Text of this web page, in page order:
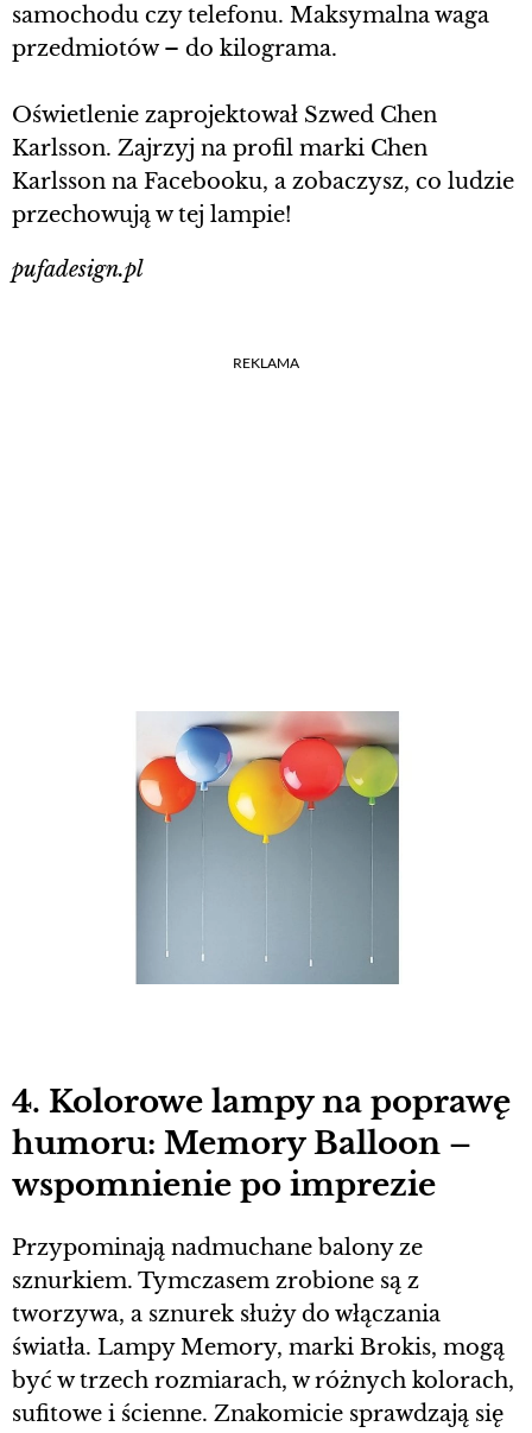
samochodu czy telefonu. Maksymalna waga
przedmiotów – do kilograma.
Oświetlenie zaprojektował Szwed Chen
Karlsson. Zajrzyj na profil marki Chen
Karlsson na Facebooku, a zobaczysz, co ludzie
przechowują w tej lampie!
pufadesign.pl
REKLAMA
4. Kolorowe lampy na poprawę
humoru: Memory Balloon –
wspomnienie po imprezie
Przypominają nadmuchane balony ze
sznurkiem. Tymczasem zrobione są z
tworzywa, a sznurek służy do włączania
światła. Lampy Memory, marki Brokis, mogą
być w trzech rozmiarach, w różnych kolorach,
sufitowe i ścienne. Znakomicie sprawdzają się